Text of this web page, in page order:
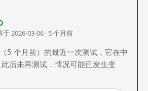
于 2026-03-06 · 5 个月前
5 个月前）的最近一次测试，它在中
后未再测试，情况可能已发生变